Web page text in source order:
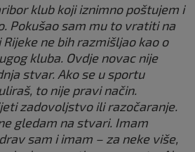
klub koji iznimno poštujem i
Pokušao sam mu to vratiti na
Rijeke ne bih razmišljao kao o
kluba. Ovdje novac nije
stvar. Ako se u sportu
to nije pravi način.
zadovoljstvo ili razočaranje.
gledam na stvari. Imam
sam i imam – za neke više,